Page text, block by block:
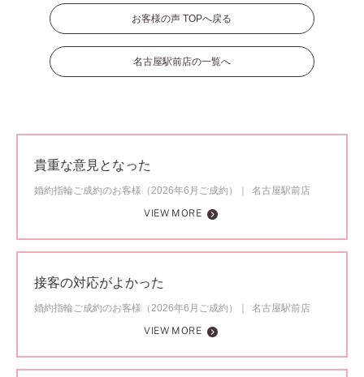
お客様の声 TOPへ戻る
名古屋駅前店の一覧へ
貴重な意見となった
婚約指輪ご成約のお客様（2026年6月ご成約）
名古屋駅前店
VIEW MORE
接客の対応がよかった
婚約指輪ご成約のお客様（2026年6月ご成約）
名古屋駅前店
VIEW MORE